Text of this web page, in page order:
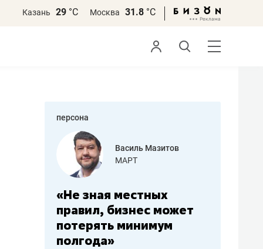
Казань 29 °С Москва 31.8 °С
персона
Василь Мазитов
МАРТ
«Не зная местных
правил, бизнес может
потерять минимум
полгода»